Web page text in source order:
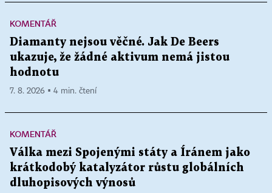
KOMENTÁŘ
Diamanty nejsou věčné. Jak De Beers
ukazuje, že žádné aktivum nemá jistou
hodnotu
7. 8. 2026 ▪ 4 min. čtení
KOMENTÁŘ
Válka mezi Spojenými státy a Íránem jako
krátkodobý katalyzátor růstu globálních
dluhopisových výnosů